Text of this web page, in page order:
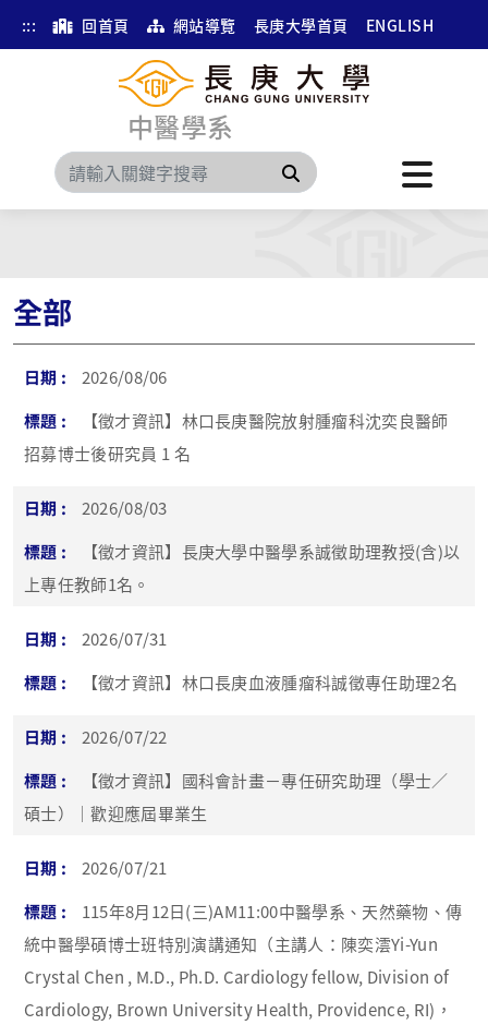
::: 回首頁 網站導覽 長庚大學首頁 ENGLISH
中醫學系
搜尋
全部
2026/08/06
【徵才資訊】林口長庚醫院放射腫瘤科沈奕良醫師
招募博士後研究員 1 名
2026/08/03
【徵才資訊】長庚大學中醫學系誠徵助理教授(含)以
上專任教師1名。
2026/07/31
【徵才資訊】林口長庚血液腫瘤科誠徵專任助理2名
2026/07/22
【徵才資訊】國科會計畫－專任研究助理（學士／
碩士）｜歡迎應屆畢業生
2026/07/21
115年8月12日(三)AM11:00中醫學系、天然藥物、傳
統中醫學碩博士班特別演講通知（主講人：陳奕澐Yi-Yun
Crystal Chen , M.D., Ph.D. Cardiology fellow, Division of
Cardiology, Brown University Health, Providence, RI)，